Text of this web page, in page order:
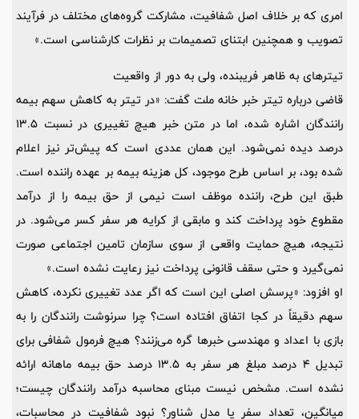
امری که بر خلاف اصل شفافیت، مشارکت گروه‌های مختلف در فرآیند
تصویب و همچنین ابتنای تصمیمات بر نظرات کارشناسی است.»
تیترهای به ظاهر فریبنده، ولی به دور از واقعیت
قاضی درباره تیتر خبر خانه ملت گفت: «در تیتر به کاهش سهم بیمه
رانندگان اشاره شده، اما در متن خبر هیچ تغییری در نسبت 13.5
درصد دیده نمی‌شود. این همان عددی است که پیش‌تر نیز اعلام
شده بود، بر اساس طرح موجود، کل هزینه بیمه بر عهده راننده است.
طبق این طرح، راننده موظف است نیمی از حق بیمه را از درآمد
مقطوع خود پرداخت کند و مابقی از کرایه هر سفر کسر می‌شود. در
نتیجه، هیچ حمایت واقعی از سوی سازمان تامین اجتماعی صورت
نمی‌گیرد و حتی سقف قانونی پرداخت نیز رعایت نشده است.»
او افزود: «پرسش اصلی این است که اگر عدد تغییری نکرده، کاهش
سهم دقیقاً در کجا اتفاق افتاده است؟ چرا سرنوشت رانندگان را به
بازی با اعداد و مهندسی خبرها گره می‌زنند؟ هیچ فرمول شفافی برای
تبدیل 4 درصد مبلغ هر سفر به 13.5 درصد حق بیمه ماهانه ارائه
نشده است. مشخص نیست مبنای محاسبه درآمد رانندگان چیست؛
میانگین، تعداد سفر یا مدل شناور؟ نبود شفافیت در محاسبات،